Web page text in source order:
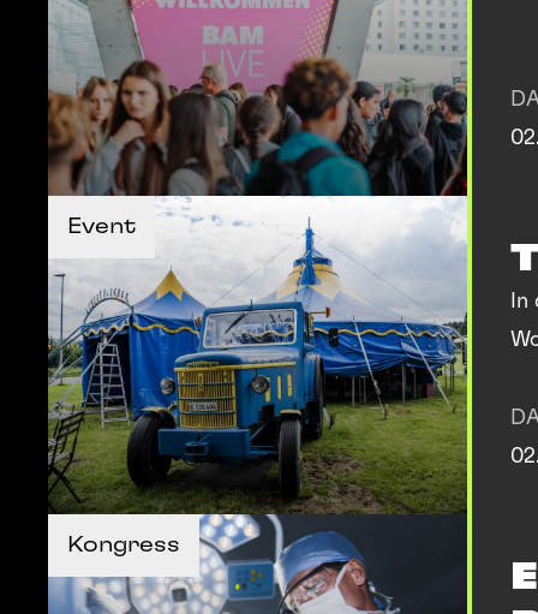
Event
MEHR INFOS
MEHR INFOS
Kongress
MEHR INFOS
MEHR INFOS